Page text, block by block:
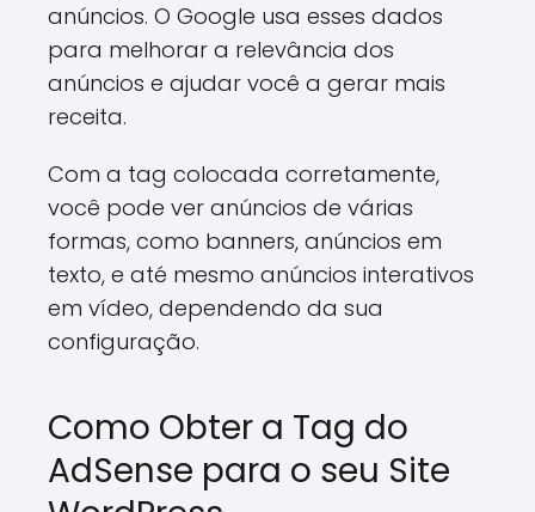
anúncios. O Google usa esses dados
para melhorar a relevância dos
anúncios e ajudar você a gerar mais
receita.
Com a tag colocada corretamente,
você pode ver anúncios de várias
formas, como banners, anúncios em
texto, e até mesmo anúncios interativos
em vídeo, dependendo da sua
configuração.
Como Obter a Tag do
AdSense para o seu Site